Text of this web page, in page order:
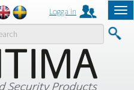
Logga in